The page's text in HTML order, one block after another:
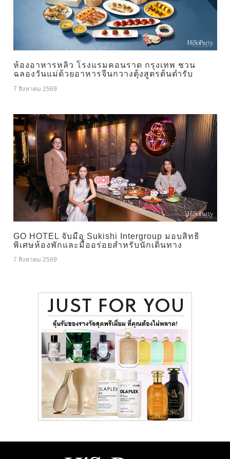
ห้องอาหารหลิว โรงแรมคอนราด กรุงเทพ ชวน
ฉลองวันแม่ด้วยอาหารจีนกวางตุ้งสูตรต้นตำรับ
7 สิงหาคม 2569
GO HOTEL จับมือ Sukishi Intergroup มอบสิทธิ
พิเศษห้องพักและมื้ออร่อยสำหรับนักเดินทาง
7 สิงหาคม 2569